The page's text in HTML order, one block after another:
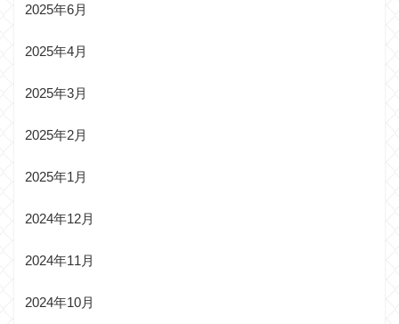
2025年6月
2025年4月
2025年3月
2025年2月
2025年1月
2024年12月
2024年11月
2024年10月